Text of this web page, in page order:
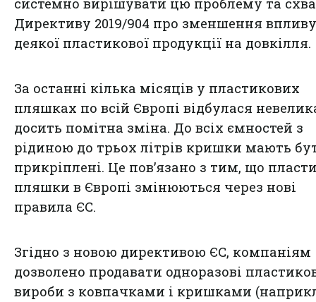
системно вирішувати цю проблему та
Директиву 2019/904 про зменшення впливу
деякої пластикової продукції на довкілля.
За останні кілька місяців у пластикових
пляшках по всій Європі відбулася
досить помітна зміна. До всіх ємностей з
рідиною до трьох літрів кришки мають
прикріплені. Це пов’язано з тим, що
пляшки в Європі змінюються через нові
правила ЄС.
Згідно з новою директивою ЄС, компаніям
дозволено продавати одноразові
вироби з ковпачками і кришками